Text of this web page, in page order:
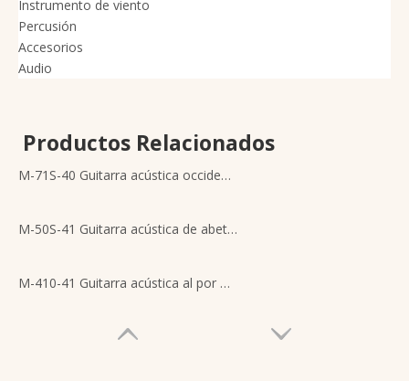
Instrumento de viento
Percusión
Accesorios
Audio
Productos Relacionados
M-71S-40 Guitarra acústica occidental de alta calidad
M-50S-41 Guitarra acústica de abeto grado A de 41 pulgadas
M-410-41 Guitarra acústica al por mayor Guitarra de palisandro